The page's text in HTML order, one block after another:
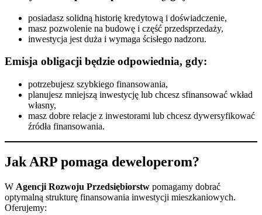
posiadasz solidną historię kredytową i doświadczenie,
masz pozwolenie na budowę i część przedsprzedaży,
inwestycja jest duża i wymaga ścisłego nadzoru.
Emisja obligacji będzie odpowiednia, gdy:
potrzebujesz szybkiego finansowania,
planujesz mniejszą inwestycję lub chcesz sfinansować wkład
własny,
masz dobre relacje z inwestorami lub chcesz dywersyfikować
źródła finansowania.
Jak ARP pomaga deweloperom?
W Agencji Rozwoju Przedsiębiorstw pomagamy dobrać
optymalną strukturę finansowania inwestycji mieszkaniowych.
Oferujemy: